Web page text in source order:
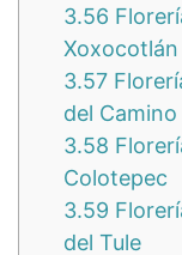
3.56
Xoxocotlán
3.57
del Camino
3.58
Colotepec
3.59
del Tule